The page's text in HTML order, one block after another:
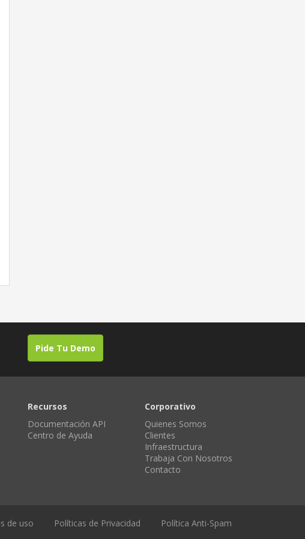
Pide Tu Demo
Recursos
Documentación API
Centro de Ayuda
Corporativo
Quienes Somos
Clientes
Infraestructura
Trabaja Con Nosotros
Contacto
de uso Políticas de Privacidad Política Anti-Spam